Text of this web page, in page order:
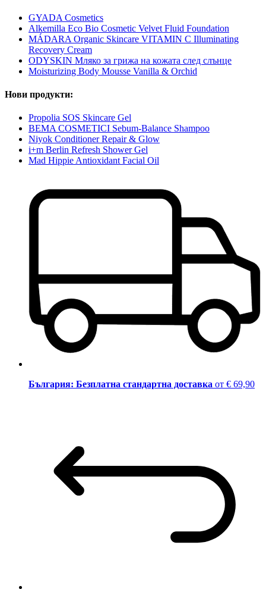
GYADA Cosmetics
Alkemilla Eco Bio Cosmetic Velvet Fluid Foundation
MÁDARA Organic Skincare VITAMIN C Illuminating
Recovery Cream
ODYSKIN Мляко за грижа на кожата след слънце
Moisturizing Body Mousse Vanilla & Orchid
Нови продукти:
Propolia SOS Skincare Gel
BEMA COSMETICI Sebum-Balance Shampoo
Niyok Conditioner Repair & Glow
i+m Berlin Refresh Shower Gel
Mad Hippie Antioxidant Facial Oil
България: Безплатна стандартна доставка от € 69,90